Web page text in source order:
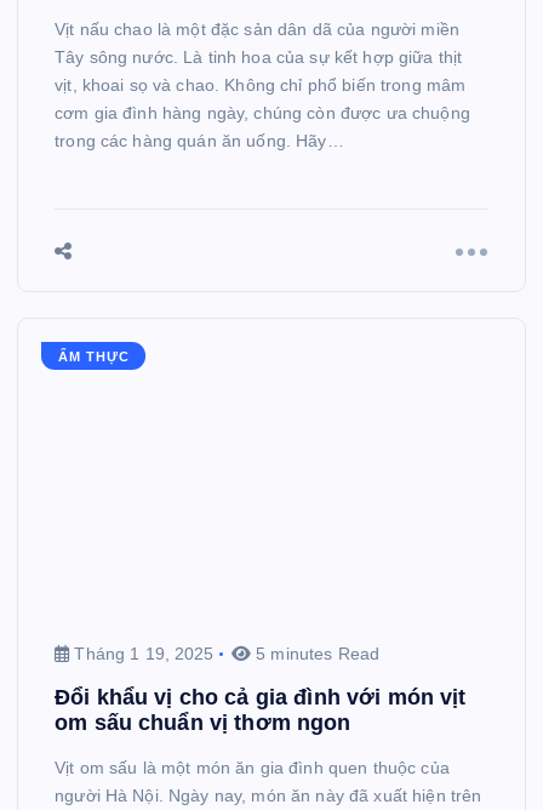
Vịt nấu chao là một đặc sản dân dã của người miền
Tây sông nước. Là tinh hoa của sự kết hợp giữa thịt
vịt, khoai sọ và chao. Không chỉ phổ biến trong mâm
cơm gia đình hàng ngày, chúng còn được ưa chuộng
trong các hàng quán ăn uống. Hãy…
ẨM THỰC
Tháng 1 19, 2025 5 minutes Read
Đổi khẩu vị cho cả gia đình với món vịt
om sấu chuẩn vị thơm ngon
Vịt om sấu là một món ăn gia đình quen thuộc của
người Hà Nội. Ngày nay, món ăn này đã xuất hiện trên